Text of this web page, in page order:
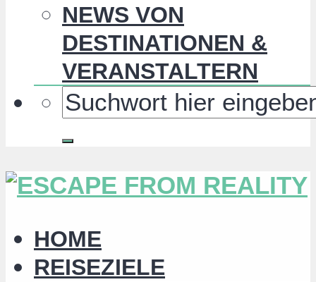
NEWS VON
DESTINATIONEN &
VERANSTALTERN
HOME
REISEZIELE